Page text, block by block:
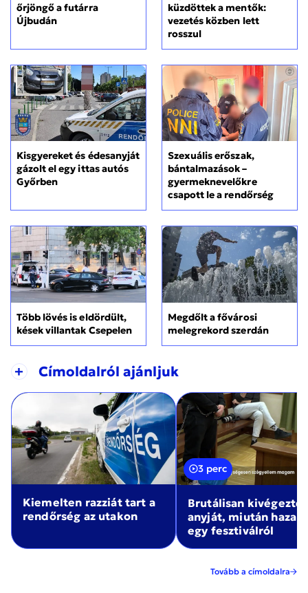
őrjöngő a futárra
Újbudán
küzdöttek a mentők:
vezetés közben lett
rosszul
Kisgyereket és édesanyját
gázolt el egy ittas autós
Győrben
Szexuális erőszak,
bántalmazások –
gyermeknevelőkre
csapott le a rendőrség
Több lövés is eldördült,
kések villantak Csepelen
Megdőlt a fővárosi
melegrekord szerdán
+ Címoldalról ajánljuk
Kiemelten razziát tart a
rendőrség az utakon
3 perc
Brutálisan kivégezte
anyját, miután
egy fesztiválról
Tovább a címoldalra